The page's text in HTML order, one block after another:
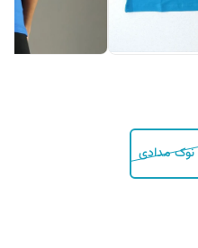
نوک مدادی